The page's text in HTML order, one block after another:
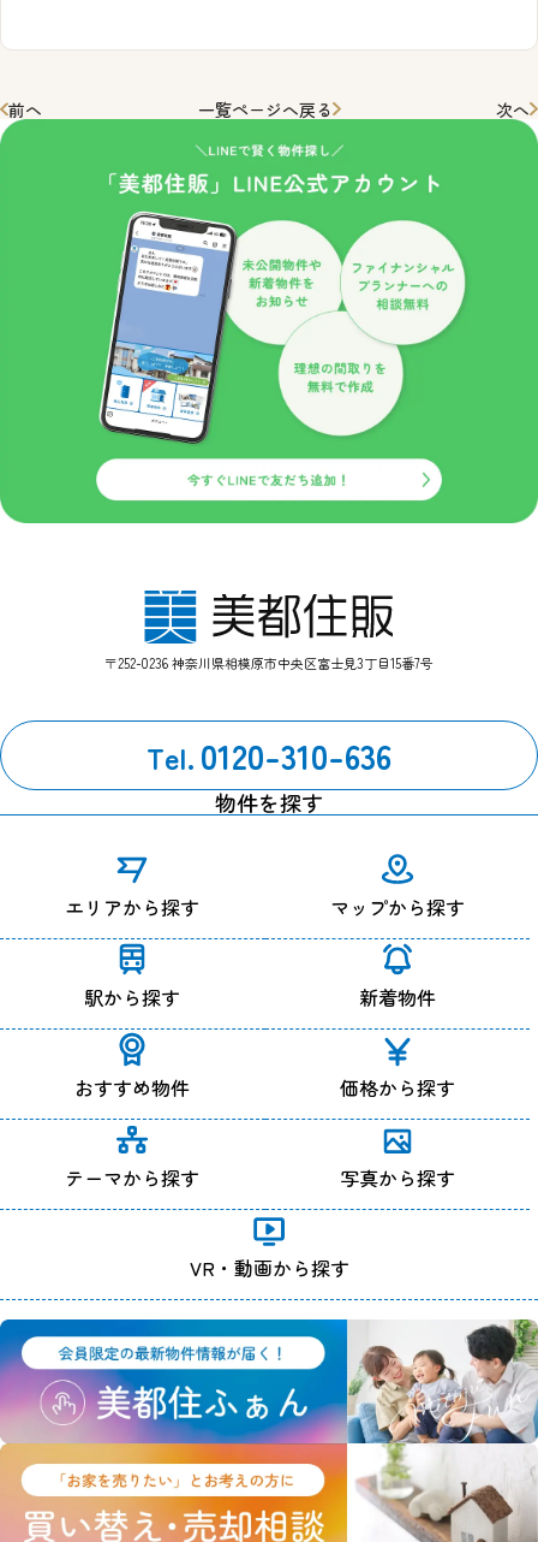
前へ 一覧ページへ戻る 次へ
〒252-0236 神奈川県相模原市中央区富士見3丁目15番7号
Tel. 0120-310-636
物件を探す
エリアから探す マップから探す
駅から探す 新着物件
おすすめ物件 価格から探す
テーマから探す 写真から探す
VR・動画から探す